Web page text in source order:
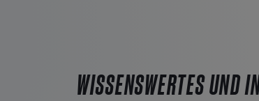
WISSENSWERTES UND